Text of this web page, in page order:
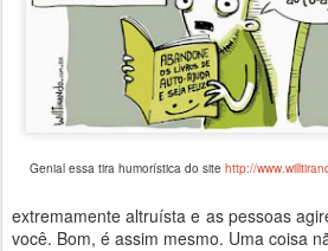
Genial essa tira humorística do site http://
extremamente altruísta e as pessoas
você. Bom, é assim mesmo. Uma coisa